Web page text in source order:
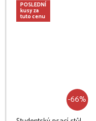
POSLEDNÍ
kusy za
tuto cenu
-66%